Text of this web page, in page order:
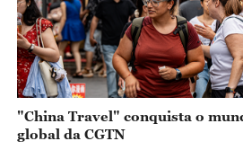
"China Travel" conquista o
global da CGTN